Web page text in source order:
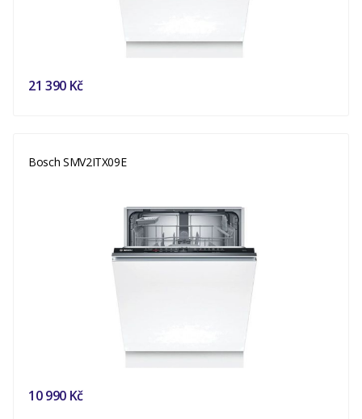
21 390 Kč
Bosch SMV2ITX09E
10 990 Kč